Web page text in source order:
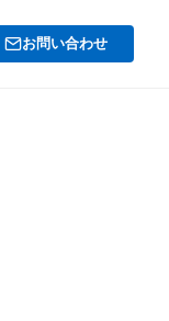
お問い合わせ